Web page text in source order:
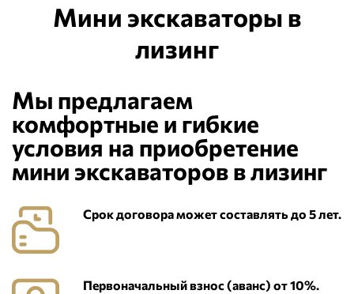
Мини экскаваторы в
лизинг
Мы предлагаем
комфортные и гибкие
условия на приобретение
мини экскаваторов в лизинг
Срок договора может составлять до 5 лет.
Первоначальный взнос (аванс) от 10%.